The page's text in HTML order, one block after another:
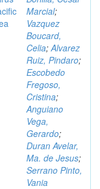
Marcial;
Vazquez
Boucard,
Celia;Alvarez
Ruiz, Pindaro;
Escobedo
Fregoso,
Cristina;
Anguiano
Vega,
Gerardo;
Duran Avelar,
Ma. de Jesus;
Serrano Pinto,
Vania